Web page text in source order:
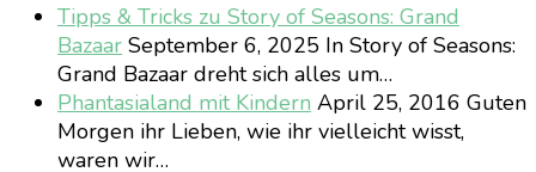
Tipps & Tricks zu Story of Seasons: Grand
Bazaar September 6, 2025 In Story of Seasons:
Grand Bazaar dreht sich alles um…
Phantasialand mit Kindern April 25, 2016 Guten
Morgen ihr Lieben, wie ihr vielleicht wisst,
waren wir…